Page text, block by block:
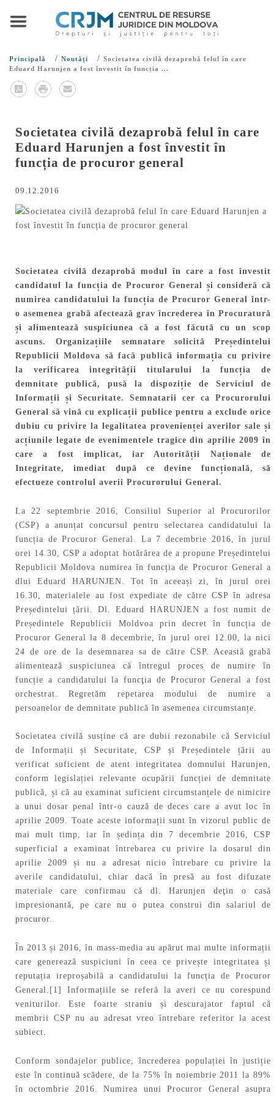
Principală / Noutăți / Societatea civilă dezaprobă felul în care
Eduard Harunjen a fost învestit în funcția ...
Societatea civilă dezaprobă felul în care
Eduard Harunjen a fost învestit în
funcția de procuror general
09.12.2016
Societatea civilă dezaprobă modul în care a fost învestit
candidatul la funcția de Procuror General și consideră că
numirea candidatului la funcția de Procuror General într-
o asemenea grabă afectează grav încrederea în Procuratură
și alimentează suspiciunea că a fost făcută cu un scop
ascuns. Organizațiile semnatare solicită Președintelui
Republicii Moldova să facă publică informația cu privire
la verificarea integrității titularului la funcția de
demnitate publică, pusă la dispoziție de Serviciul de
Informații și Securitate. Semnatarii cer ca Procurorului
General să vină cu explicații publice pentru a exclude orice
dubiu cu privire la legalitatea provenienței averilor sale și
acțiunile legate de evenimentele tragice din aprilie 2009 în
care a fost implicat, iar Autorității Naționale de
Integritate, imediat după ce devine funcțională, să
efectueze controlul averii Procurorului General.
La 22 septembrie 2016, Consiliul Superior al Procurorilor
(CSP) a anunțat concursul pentru selectarea candidatului la
funcția de Procuror General. La 7 decembrie 2016, în jurul
orei 14.30, CSP a adoptat hotărârea de a propune Președintelui
Republicii Moldova numirea în funcția de Procuror General a
dlui Eduard HARUNJEN. Tot în aceeași zi, în jurul orei
16.30, materialele au fost expediate de către CSP în adresa
Președintelui țării. Dl. Eduard HARUNJEN a fost numit de
Președintele Republicii Moldvoa prin decret în funcția de
Procuror General la 8 decembrie, în jurul orei 12.00, la nici
24 de ore de la desemnarea sa de către CSP. Această grabă
alimentează suspiciunea că întregul proces de numire în
funcție a candidatului la funcţia de Procuror General a fost
orchestrat. Regretăm repetarea modului de numire a
persoanelor de demnitate publică în asemenea circumstanțe.
Societatea civilă susține că are dubii rezonabile că Serviciul
de Informații și Securitate, CSP și Președintele țării au
verificat suficient de atent integritatea domnului Harunjen,
conform legislației relevante ocupării funcției de demnitate
publică, și că au examinat suficient circumstanțele de nimicire
a unui dosar penal într-o cauză de deces care a avut loc în
aprilie 2009. Toate aceste informații sunt în vizorul public de
mai mult timp, iar în ședința din 7 decembrie 2016, CSP
superficial a examinat întrebarea cu privire la dosarul din
aprilie 2009 și nu a adresat nicio întrebare cu privire la
averile candidatului, chiar dacă în presă au fost difuzate
materiale care confirmau că dl. Harunjen deţin o casă
impresionantă, pe care nu o putea construi din salariul de
procuror.
În 2013 și 2016, în mass-media au apărut mai multe informații
care generează suspiciuni în ceea ce privește integritatea și
reputația ireproșabilă a candidatului la funcția de Procuror
General.[1] Informațiile se referă la averi ce nu corespund
veniturilor. Este foarte straniu și descurajator faptul că
membrii CSP nu au adresat vreo întrebare referitor la acest
subiect.
Conform sondajelor publice, încrederea populației în justiție
este în continuă scădere, de la 75% în noiembrie 2011 la 89%
în octombrie 2016. Numirea unui Procuror General asupra